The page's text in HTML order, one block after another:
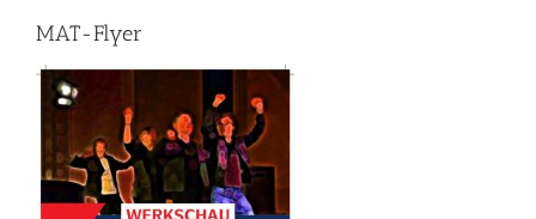
MAT-Flyer